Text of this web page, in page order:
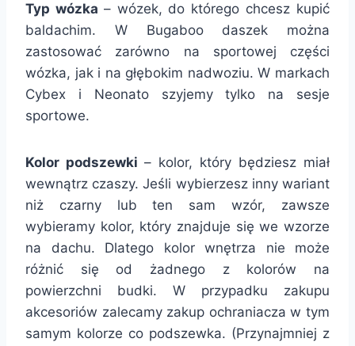
Typ wózka – wózek, do którego chcesz kupić
baldachim. W Bugaboo daszek można
zastosować zarówno na sportowej części
wózka, jak i na głębokim nadwoziu. W markach
Cybex i Neonato szyjemy tylko na sesje
sportowe.
Kolor podszewki – kolor, który będziesz miał
wewnątrz czaszy. Jeśli wybierzesz inny wariant
niż czarny lub ten sam wzór, zawsze
wybieramy kolor, który znajduje się we wzorze
na dachu. Dlatego kolor wnętrza nie może
różnić się od żadnego z kolorów na
powierzchni budki. W przypadku zakupu
akcesoriów zalecamy zakup ochraniacza w tym
samym kolorze co podszewka. (Przynajmniej z